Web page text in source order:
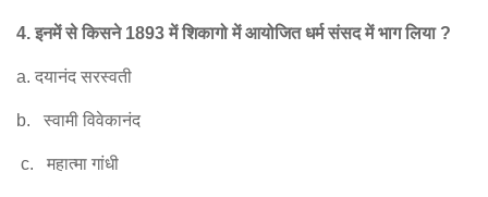
4.इनमें से किसने1893में शिकागो में आयोजित धर्म संसद में भाग लिया?
a. दयानंद सरस्वती
b. स्वामी विवेकानंद
c. महात्मा गांधी